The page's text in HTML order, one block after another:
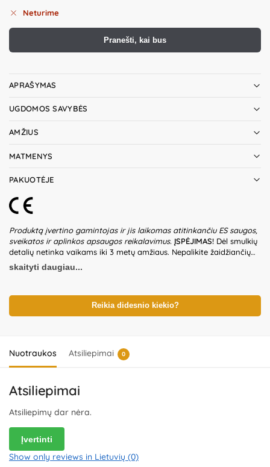
Neturime
Pranešti, kai bus
APRAŠYMAS
UGDOMOS SAVYBĖS
AMŽIUS
MATMENYS
PAKUOTĖJE
Produktą įvertino gamintojas ir jis laikomas atitinkančiu ES saugos,
sveikatos ir aplinkos apsaugos reikalavimus. ĮSPĖJIMAS! Dėl smulkių
detalių netinka vaikams iki 3 metų amžiaus. Nepalikite žaidžiančių
vaikų be suaugusiųjų priežiūros. Prieš naudodami žaislą patikrinkite
žaislo ir detalių būklę. Nenaudokite žaislo, jeigu kuri nors iš dalių yra
gaminį. Produkto dizainas ir spalvos gali nežymiai skirtis.
Išsaugokite pakuotės informaciją ateičiai. Kilmės šalis – Kinija.
Importuotojas:WOOPIE Kozicka Sp.K, ul. Poludniowa 29A, 05-540
skaityti daugiau...
Reikia didesnio kiekio?
Nuotraukos Atsiliepimai 0
Atsiliepimai
Atsiliepimų dar nėra.
Įvertinti
Show only reviews in Lietuvių (0)